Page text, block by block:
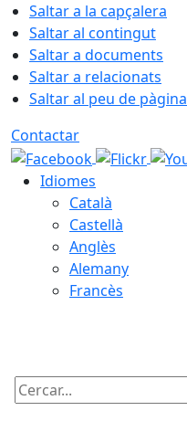
Saltar a la capçalera
Saltar al contingut
Saltar a documents
Saltar a relacionats
Saltar al peu de pàgina
Contactar
Idiomes
Català
Castellà
Anglès
Alemany
Francès
Cercar: